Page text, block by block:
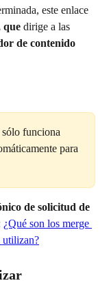
este enlace
dirige a las
de contenido
sólo funciona
para
de solicitud de
¿Qué son los merge
utilizan?